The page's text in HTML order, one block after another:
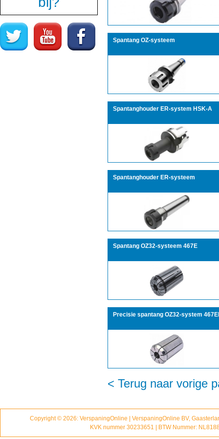
Spantang OZ-systeem
Spantanghouder ER-system HSK-A
Spantanghouder ER-systeem
Spantang OZ32-systeem 467E
Precisie spantang OZ32-system
< Terug naar vorige
Copyright © 2026: VerspaningOnline | VerspaningOnline BV,
KVK nummer 30233651 | BTW Nummer: